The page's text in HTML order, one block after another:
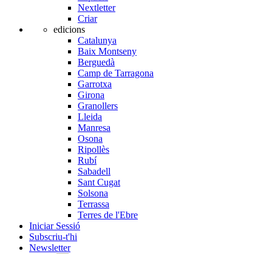
Nextletter
Criar
edicions
Catalunya
Baix Montseny
Berguedà
Camp de Tarragona
Garrotxa
Girona
Granollers
Lleida
Manresa
Osona
Ripollès
Rubí
Sabadell
Sant Cugat
Solsona
Terrassa
Terres de l'Ebre
Iniciar Sessió
Subscriu-t'hi
Newsletter